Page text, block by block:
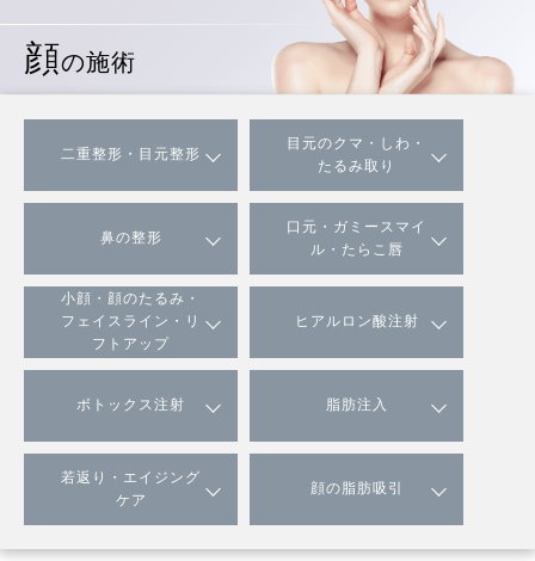
顔の施術
二重整形・目元整形
目元のクマ・しわ・
たるみ取り
鼻の整形
口元・ガミースマイ
ル・たらこ唇
小顔・顔のたるみ・
フェイスライン・リ
フトアップ
ヒアルロン酸注射
ボトックス注射 脂肪注入
若返り・エイジング
ケア
顔の脂肪吸引